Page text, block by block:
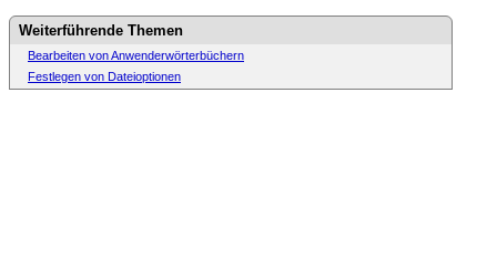
Weiterführende Themen
Bearbeiten von Anwenderwörterbüchern
Festlegen von Dateioptionen